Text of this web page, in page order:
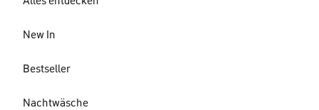
New In
Bestseller
Nachtwäsche